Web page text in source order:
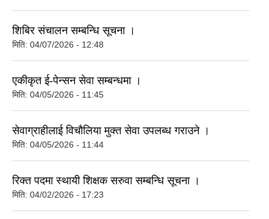
शिबिर संचालन सम्बन्धि सूचना ।
मिति: 04/07/2026 - 12:48
एकीकृत ई-पेन्सन सेवा सम्बन्धमा ।
मिति: 04/05/2026 - 11:45
सेवाग्राहीलाई विचौलिया मुक्त सेवा उपलब्ध गराउने ।
मिति: 04/05/2026 - 11:44
रिक्त पदमा स्थायी शिक्षक सरुवा सम्बन्धि सूचना ।
मिति: 04/02/2026 - 17:23